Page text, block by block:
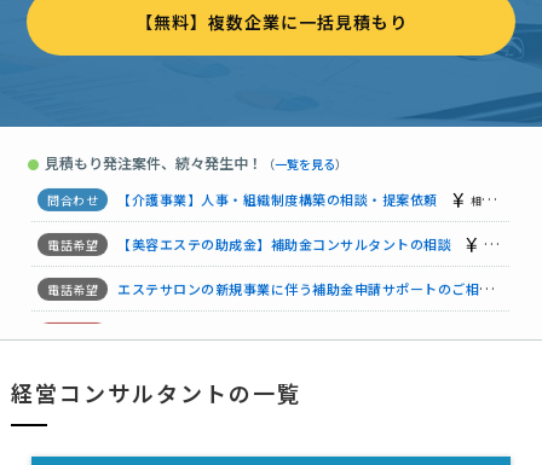
【無料】複数企業に一括見積もり
● 見積もり発注案件、続々発生中！ （一覧を見る）
補助金コンサルタントの相談 相談して決めたい
コンサルタントへの相談・問合せ 相談して決めたい 群馬県
補助金コンサルタントの相談 30万円まで
【介護事業】人事・組織制度構築の相談・提案依頼
【美容エステの助成金】補助金コンサルタントの相談
エステサロンの新規事業に伴う補助金申請サポートのご相談
【ISO9001・ISO14001】ISO認証コンサルティングの相談
【焼き鳥店】設備投資向け補助金申請支援のご相談
経営コンサルタントの一覧